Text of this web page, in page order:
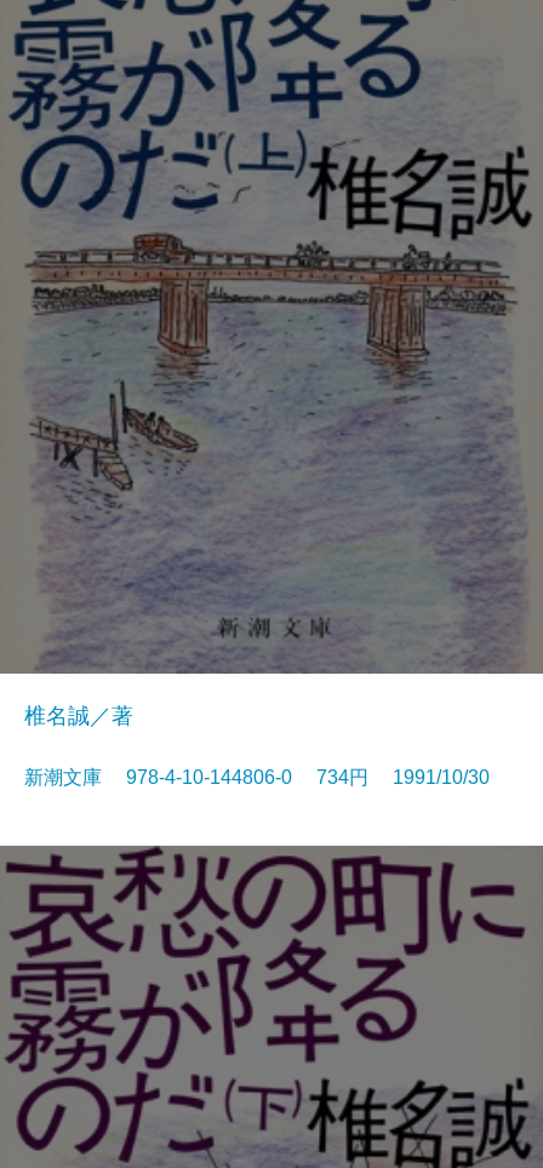
椎名誠／著
新潮文庫 978-4-10-144806-0 734円 1991/10/30